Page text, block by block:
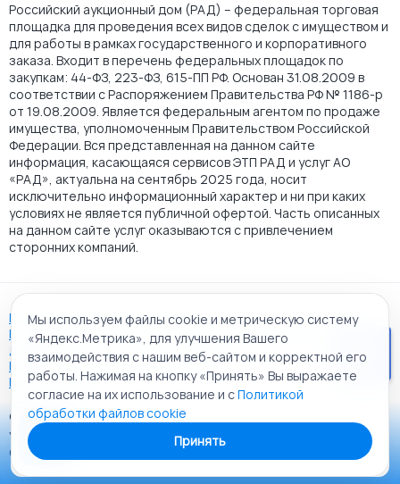
Российский аукционный дом (РАД) – федеральная торговая
площадка для проведения всех видов сделок с имуществом и
для работы в рамках государственного и корпоративного
заказа. Входит в перечень федеральных площадок по
закупкам: 44-ФЗ, 223-ФЗ, 615-ПП РФ. Основан 31.08.2009 в
соответствии с Распоряжением Правительства РФ № 1186-р
от 19.08.2009. Является федеральным агентом по продаже
имущества, уполномоченным Правительством Российской
Федерации. Вся представленная на данном сайте
информация, касающаяся сервисов ЭТП РАД и услуг АО
«РАД», актуальна на сентябрь 2025 года, носит
исключительно информационный характер и ни при каких
условиях не является публичной офертой. Часть описанных
на данном сайте услуг оказываются с привлечением
сторонних компаний.
Пользовательское соглашение
Политика АО "РАД" в отношении обработки персональных
данных
Политика обработки файлов cookie
Карта сайта
© 2009 - 2026 АО «Российский аукционный дом»
универсальная торговая площадка. Все права защищены.
Создание сайта: Alt It Solutions
Мы используем файлы cookie и метрическую систему
«Яндекс.Метрика», для улучшения Вашего
взаимодействия с нашим веб-сайтом и корректной его
работы. Нажимая на кнопку «Принять» Вы выражаете
согласие на их использование и сПолитикой
обработки файлов cookie
Принять
Приложение «РАД Каталог»
Теперь у вас в кармане все торги ЭТП РАД Lot-online